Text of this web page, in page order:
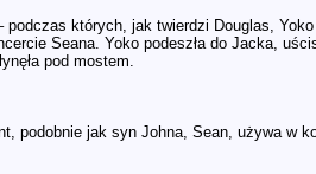
Ringo
23 paĽ "Paul
22 paĽ
których, jak twierdzi Douglas, Yoko
Seana. Yoko podeszła do Jacka,
pod mostem.
podobnie jak syn Johna, Sean, używa w